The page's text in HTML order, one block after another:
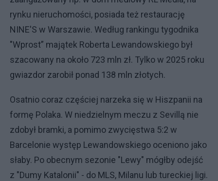
rynku nieruchomości, posiada też restaurację
NINE'S w Warszawie. Według rankingu tygodnika
"Wprost” majątek Roberta Lewandowskiego był
szacowany na około 723 mln zł. Tylko w 2025 roku
gwiazdor zarobił ponad 138 mln złotych.
Osatnio coraz częściej narzeka się w Hiszpanii na
formę Polaka. W niedzielnym meczu z Sevillą nie
zdobył bramki, a pomimo zwycięstwa 5:2 w
Barcelonie występ Lewandowskiego oceniono jako
słaby. Po obecnym sezonie "Lewy" mógłby odejść
z "Dumy Katalonii" - do MLS, Milanu lub tureckiej ligi.